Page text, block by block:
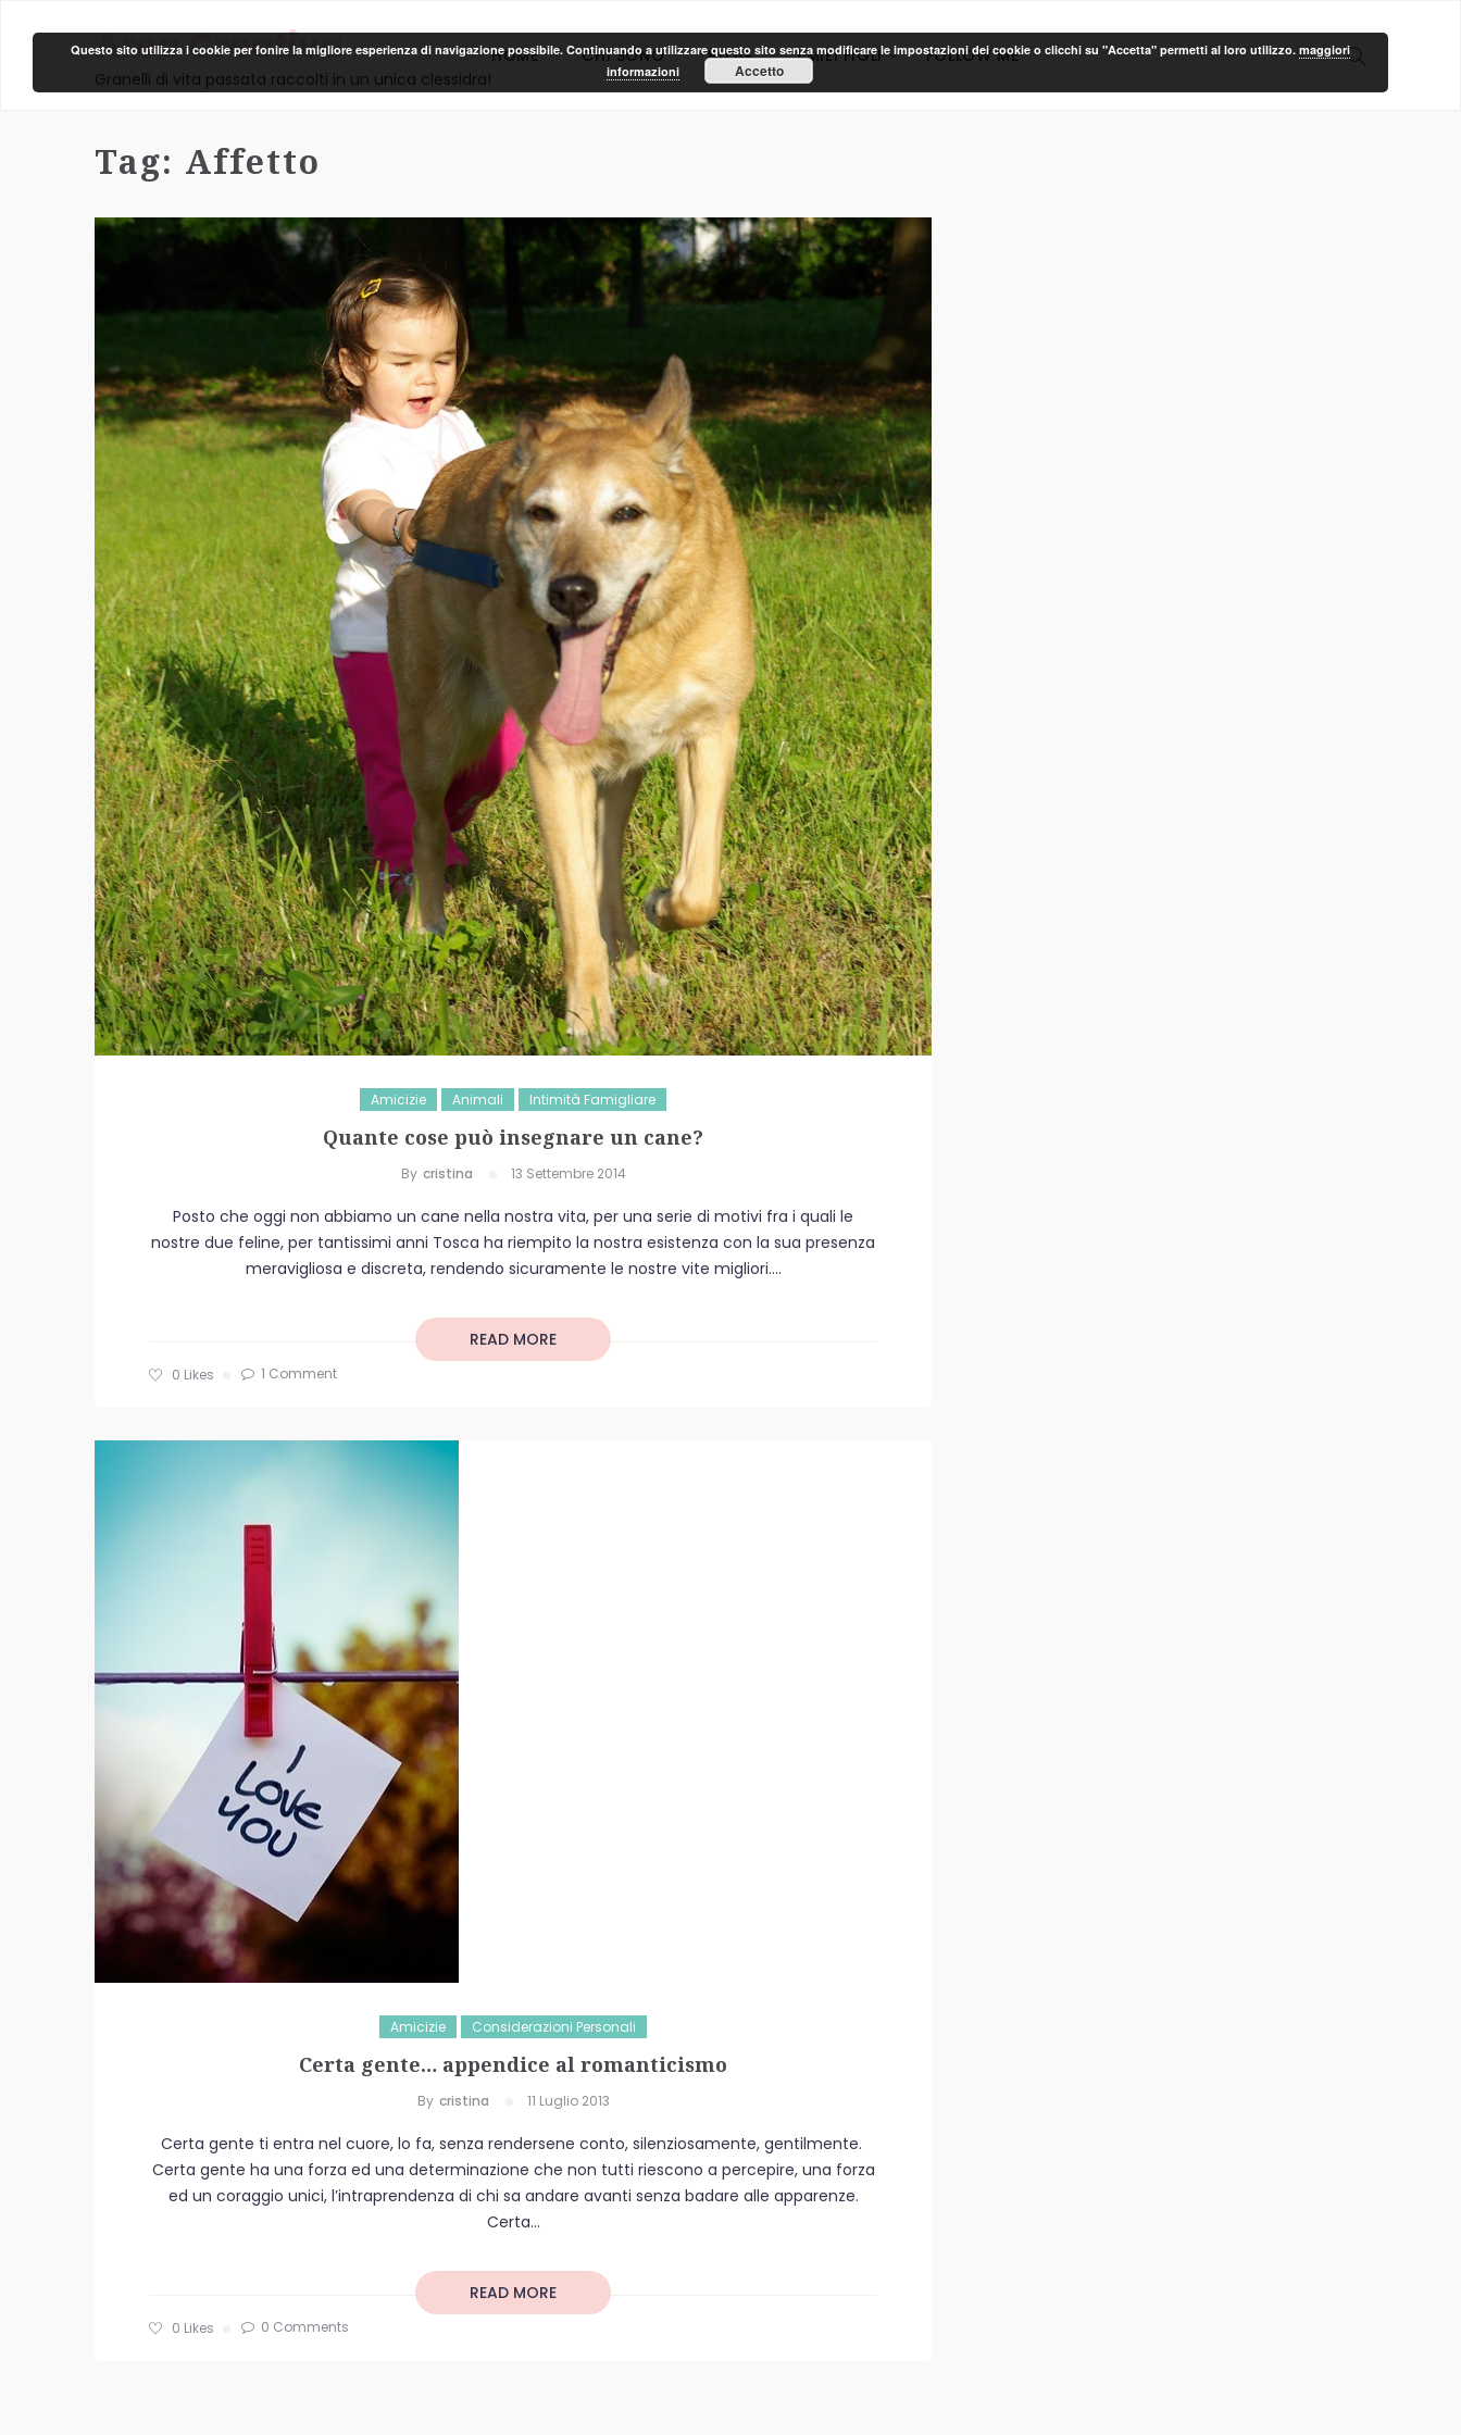
Area Creativa
Granelli di vita passata raccolti in un unica clessidra!
HOME CHI SONO BLOG I MIEI FIGLI FOLLOW ME
Tag: Affetto
Amicizie Animali Intimità Famigliare
Quante cose può insegnare un cane?
By Cristina 13 Settembre 2014
Posto che oggi non abbiamo un cane nella nostra vita, per una serie di motivi fra i quali le
nostre due feline, per tantissimi anni Tosca ha riempito la nostra esistenza con la sua presenza
meravigliosa e discreta, rendendo sicuramente le nostre vite migliori....
READ MORE
0 Likes 1 Comment
Amicizie Considerazioni Personali
Certa gente… appendice al romanticismo
By Cristina 11 Luglio 2013
Certa gente ti entra nel cuore, lo fa, senza rendersene conto, silenziosamente, gentilmente.
Certa gente ha una forza ed una determinazione che non tutti riescono a percepire, una forza
ed un coraggio unici, l’intraprendenza di chi sa andare avanti senza badare alle apparenze.
Certa...
READ MORE
0 Likes 0 Comments
Questo sito utilizza i cookie per fonire la migliore esperienza di navigazione possibile. Continuando a utilizzare questo sito senza modificare le impostazioni dei cookie o clicchi su "Accetta" permetti al loro utilizzo. maggiori
informazioni
Accetto